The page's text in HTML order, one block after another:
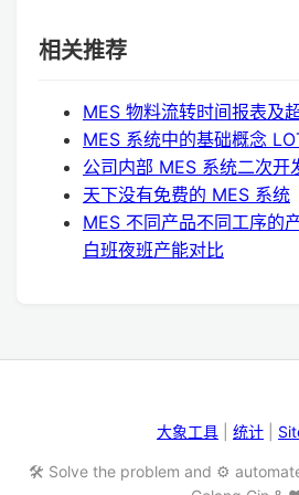
相关推荐
MES 物料流转时间报表及
MES 系统中的基础概念
公司内部 MES 系统二次开
天下没有免费的 MES 系统
MES 不同产品不同工序的
白班夜班产能对比
大象工具 统计
🛠️ Solve the problem and ⚙️